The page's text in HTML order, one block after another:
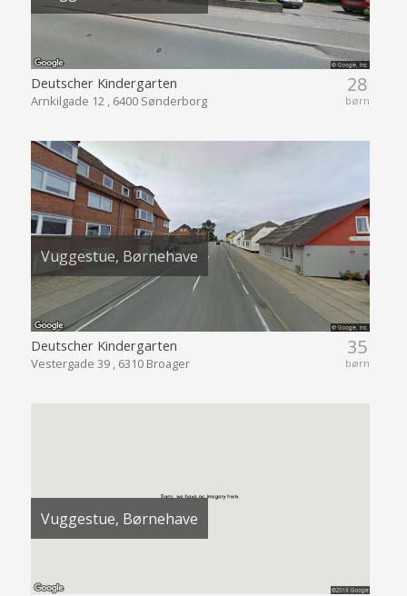
28
børn
Deutscher Kindergarten
Arnkilgade 12 , 6400 Sønderborg
Vuggestue, Børnehave
35
børn
Deutscher Kindergarten
Vestergade 39 , 6310 Broager
Vuggestue, Børnehave